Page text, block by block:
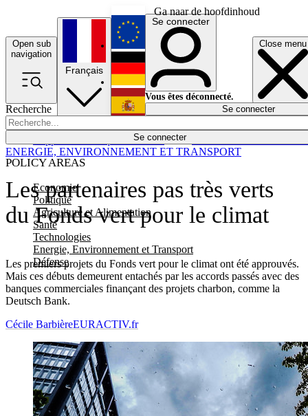
Ga naar de hoofdinhoud
Open sub
navigation
Close menu
Recherche
Se connecter
POLICY AREAS
Economie
Politique
Agriculture et Alimentation
Santé
Technologies
Energie, Environnement et Transport
Défense
Économie
Français
English
Deutsch
Español
Se connecter
Vous êtes déconnecté.
Se connecter
Les partenaires pas très verts
du Fonds vert pour le climat
Les premiers projets du Fonds vert pour le climat ont été approuvés.
Mais ces débuts demeurent entachés par les accords passés avec des
banques commerciales finançant des projets charbon, comme la
Deutsch Bank.
ENERGIE, ENVIRONNEMENT ET TRANSPORT
Cécile BarbièreEURACTIV.fr